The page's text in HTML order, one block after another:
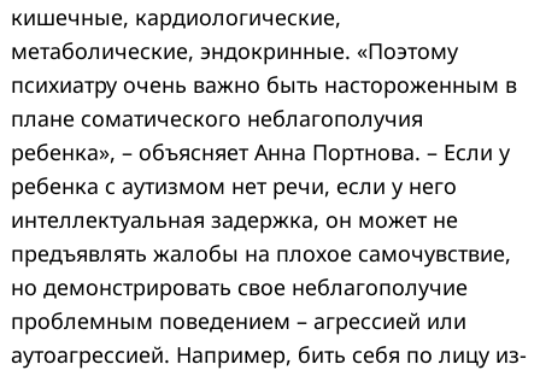
кишечные, кардиологические,
метаболические, эндокринные. «Поэтому
психиатру очень важно быть настороженным в
плане соматического неблагополучия
ребенка», – объясняет Анна Портнова. – Если у
ребенка с аутизмом нет речи, если у него
интеллектуальная задержка, он может не
предъявлять жалобы на плохое самочувствие,
но демонстрировать свое неблагополучие
проблемным поведением – агрессией или
аутоагрессией. Например, бить себя по лицу из-